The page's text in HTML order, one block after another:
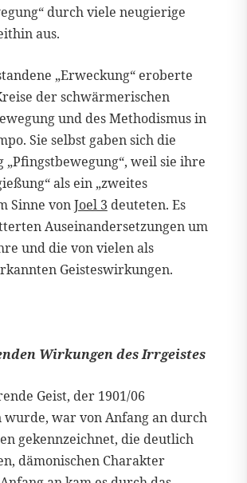
durch viele neugierige
aus.
„Erweckung“ eroberte
der schwärmerischen
und des Methodismus in
Sie selbst gaben sich die
„Pfingstbewegung“, weil sie ihre
als ein „zweites
Sinne vonJoel 3 deuteten. Es
Auseinandersetzungen um
und die von vielen als
Geisteswirkungen.
Wirkungen des Irrgeistes
Geist, der 1901/06
wurde, war von Anfang an durch
gekennzeichnet, die deutlich
dämonischen Charakter